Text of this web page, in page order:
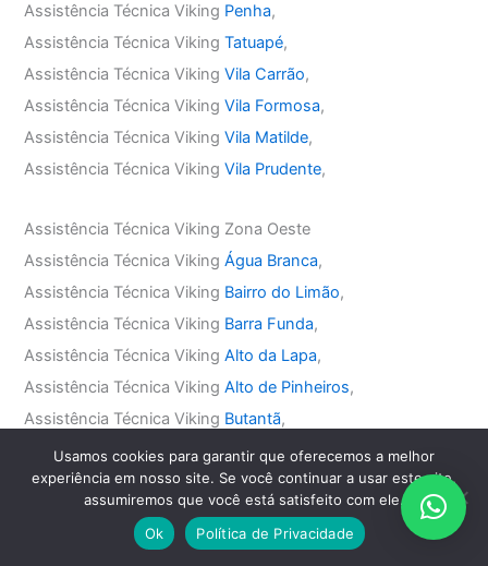
Assistência Técnica Viking Penha,
Assistência Técnica VikingTatuapé,
Assistência Técnica VikingVila Carrão,
Assistência Técnica VikingVila Formosa,
Assistência Técnica VikingVila Matilde,
Assistência Técnica VikingVila Prudente,
Assistência Técnica Viking Zona Oeste
Assistência Técnica VikingÁgua Branca,
Assistência Técnica Viking Bairro do Limão,
Assistência Técnica Viking Barra Funda,
Assistência Técnica VikingAlto da Lapa,
Assistência Técnica VikingAlto de Pinheiros,
Assistência Técnica Viking Butantã,
Assistência Técnica VikingJaguaré,
Assistência Técnica VikingJaraguá,
Assistência Técnica VikingJardim Bonfiglioli,
Assistência Técnica VikingLapa,
Usamos cookies para garantir que oferecemos a melhor
experiência em nosso site. Se você continuar a usar este site,
assumiremos que você está satisfeito com ele.
Ok
Política de Privacidade